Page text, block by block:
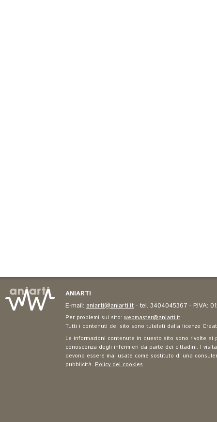
ANIARTI
E-mail: aniarti@aniarti.it - tel. 3404045367 - P.IVA:
Per problemi sul sito: webmaster@aniarti.it
Tutti i contenuti del sito sono tutelati dalla licenze
Le informazioni contenute in questo sito sono rivolte
conoscenza degli infermieri da parte dei cittadini. I
devono essere mai usate come sostituto di una
pubblicità. Policy dei cookies